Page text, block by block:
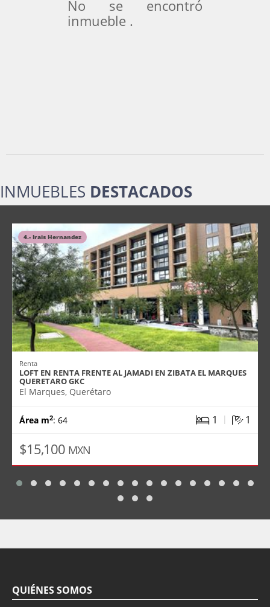
No se encontró
inmueble .
INMUEBLES DESTACADOS
4.- Irais Hernandez
Renta
LOFT EN RENTA FRENTE AL JAMADI EN ZIBATA EL MARQUES
QUERETARO GKC
El Marques, Querétaro
Área m2: 64 1 | 1
$15,100 MXN
QUIÉNES SOMOS